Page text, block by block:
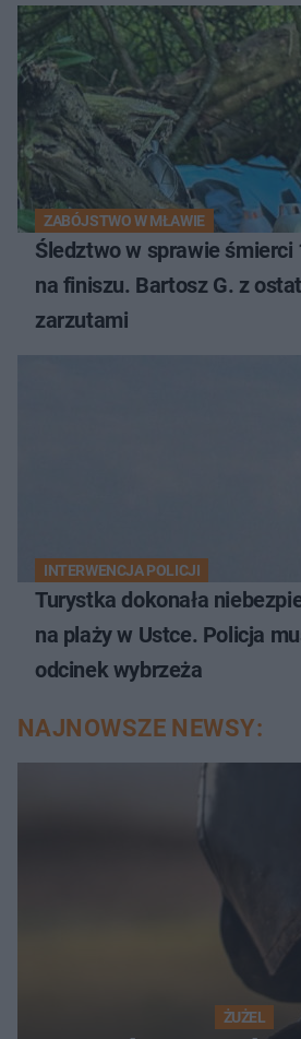
ZABÓJSTWO W MŁAWIE
Śledztwo w sprawie
na finiszu. Bartosz G. z
zarzutami
INTERWENCJA POLICJI
Turystka dokonała
na plaży w Ustce. Policja
odcinek wybrzeża
NAJNOWSZE NEWSY:
ŻUŻEL